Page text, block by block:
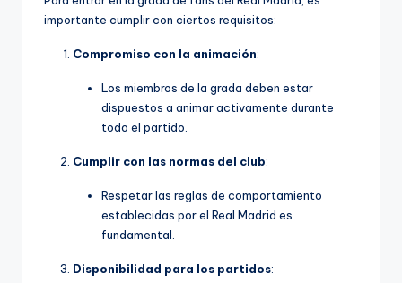
importante cumplir con ciertos requisitos:
Compromiso con la animación:
Los miembros de la grada deben estar
dispuestos a animar activamente durante
todo el partido.
Cumplir con las normas del club:
Respetar las reglas de comportamiento
establecidas por el Real Madrid es
fundamental.
Disponibilidad para los partidos: